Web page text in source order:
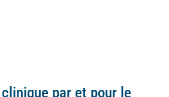
par et pour le